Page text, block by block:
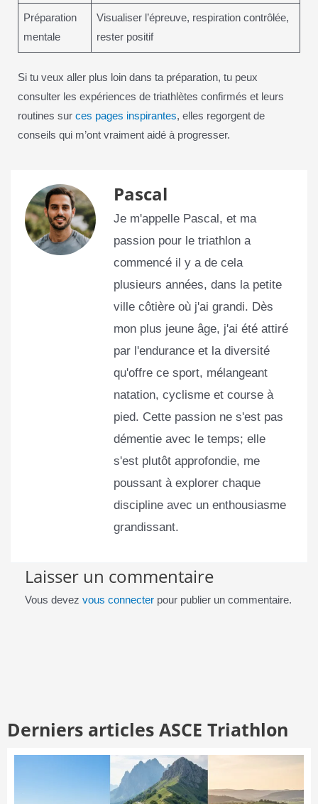
Préparation
mentale
Visualiser l’épreuve, respiration contrôlée,
rester positif
Si tu veux aller plus loin dans ta préparation, tu peux
consulter les expériences de triathlètes confirmés et leurs
routines sur ces pages inspirantes, elles regorgent de
conseils qui m’ont vraiment aidé à progresser.
Pascal
Je m'appelle Pascal, et ma
passion pour le triathlon a
commencé il y a de cela
plusieurs années, dans la petite
ville côtière où j'ai grandi. Dès
mon plus jeune âge, j'ai été attiré
par l'endurance et la diversité
qu'offre ce sport, mélangeant
natation, cyclisme et course à
pied. Cette passion ne s'est pas
démentie avec le temps; elle
s'est plutôt approfondie, me
poussant à explorer chaque
discipline avec un enthousiasme
grandissant.
Laisser un commentaire
Vous devez vous connecterpour publier un commentaire.
Derniers articles ASCE Triathlon